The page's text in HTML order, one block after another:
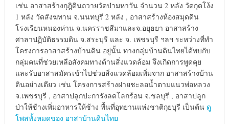
เช่น อาสาสร้างกุฎิดินถวายวัดป่ามหาวัน จำนวน 2 หลัง วัดกุดโง้ง
1 หลัง วัดสังฆทาน จ.นนทบุรี 2 หลัง , อาสาสร้างห้องสมุดดิน
โรงเรียนหนองห่าน จ.นครราชสีมาและจ.อยุธยา อาสาสร้าง
ศาลาปฏิบัติธรรมดิน จ.สระบุรี และ จ. เพชรบุรี ฯลฯ ระหว่างที่ทำ
โครงการอาสาสร้างบ้านดิน อยู่นั้น ทางกลุ่มบ้านดินไทยได้พบกับ
กลุ่มคนที่ช่วยเหลือสังคมทางด้านสิ่งแวดล้อม จึงเกิดการพูดคุย
และรับอาสาสมัครเข้าไปช่วยสิ่งแวดล้อมเพิ่มจาก อาสาสร้างบ้าน
ดินอย่างเดียว เช่น โครงการสร้างฝายชะลอน้ำตามแนวพ่อหลวง
จ.เพชรบุรี , อาสาปลูกปะการังลดโลกร้อน จ.ชลบุรี , อาสาปลูก
ป่าให้ช้างเพิ่มอาหารให้ช้าง พื้นที่อุทยานแห่งชาติกุยบุรี เป็นต้น ดู
โพสทั้งหมดของ อาสาบ้านดินไทย